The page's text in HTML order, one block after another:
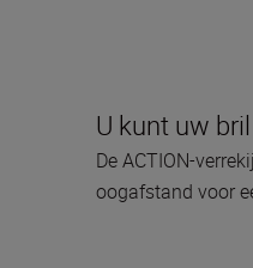
U kunt uw
De ACTION-
oogafstand voor